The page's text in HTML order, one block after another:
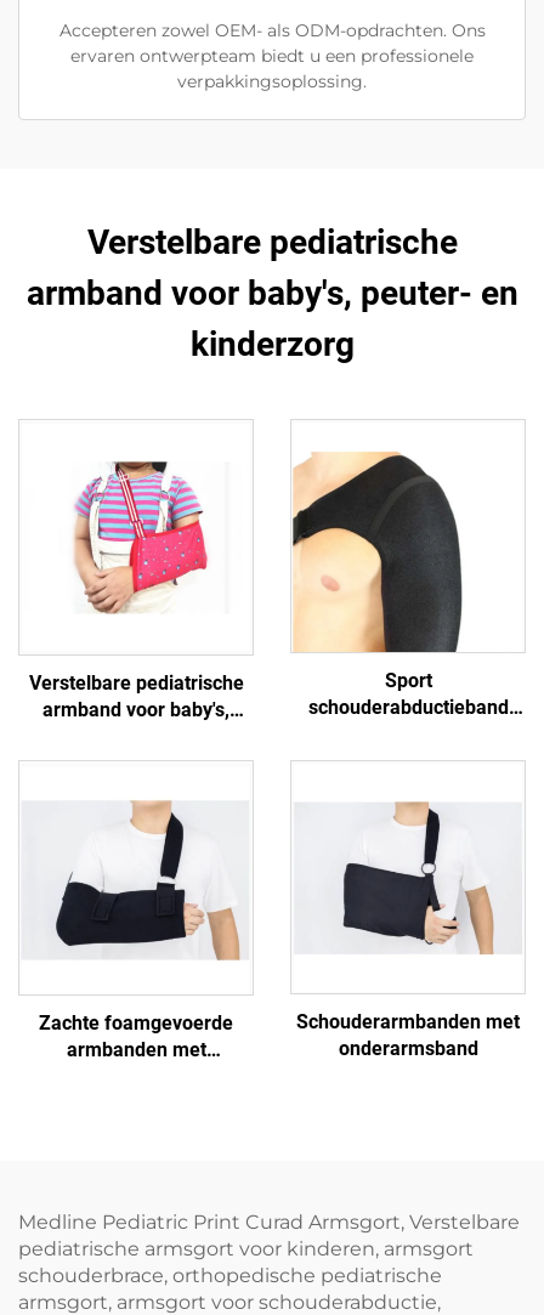
Accepteren zowel OEM- als ODM-opdrachten. Ons
ervaren ontwerpteam biedt u een professionele
verpakkingsoplossing.
Verstelbare pediatrische
armband voor baby's, peuter- en
kinderzorg
Verstelbare pediatrische
armband voor baby's,
Sport
schouderabductieband
rotatorcuff compressie
stabilisatorslee
Zachte foamgevoerde
armbanden met
Schouderarmbanden met
onderarmsband
Medline Pediatric Print Curad Armsgort, Verstelbare
pediatrische armsgort voor kinderen, armsgort
schouderbrace, orthopedische pediatrische
armsgort, armsgort voor schouderabductie,